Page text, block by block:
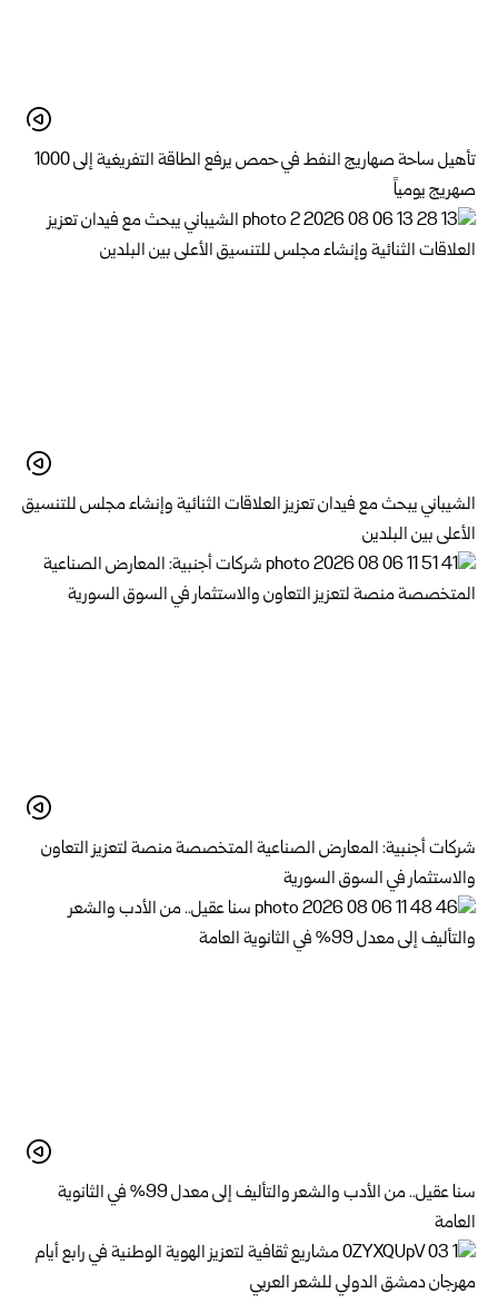
تأهيل ساحة صهاريج النفط في حمص يرفع الطاقة التفريغية إلى 1000
صهريج يومياً
الشيباني يبحث مع فيدان تعزيز العلاقات الثنائية وإنشاء مجلس للتنسيق
الأعلى بين البلدين
شركات أجنبية: المعارض الصناعية المتخصصة منصة لتعزيز التعاون
والاستثمار في السوق السورية
سنا عقيل.. من الأدب والشعر والتأليف إلى معدل 99% في الثانوية
العامة